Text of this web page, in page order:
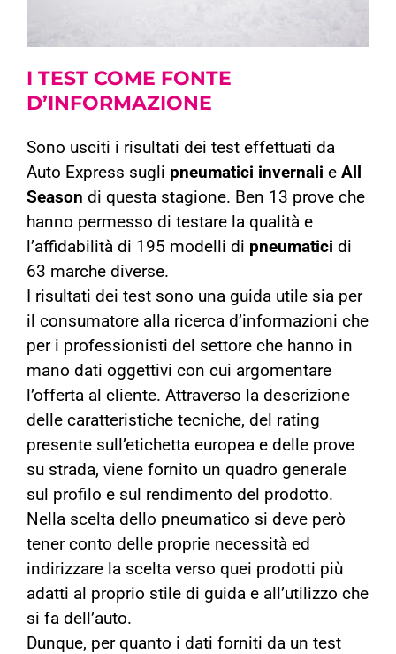
I TEST COME FONTE
D’INFORMAZIONE
Sono usciti i risultati dei test effettuati da
Auto Express sugli pneumatici invernali e All
Season di questa stagione. Ben 13 prove che
hanno permesso di testare la qualità e
l’affidabilità di 195 modelli di pneumatici di
63 marche diverse.
I risultati dei test sono una guida utile sia per
il consumatore alla ricerca d’informazioni che
per i professionisti del settore che hanno in
mano dati oggettivi con cui argomentare
l’offerta al cliente. Attraverso la descrizione
delle caratteristiche tecniche, del rating
presente sull’etichetta europea e delle prove
su strada, viene fornito un quadro generale
sul profilo e sul rendimento del prodotto.
Nella scelta dello pneumatico si deve però
tener conto delle proprie necessità ed
indirizzare la scelta verso quei prodotti più
adatti al proprio stile di guida e all’utilizzo che
si fa dell’auto.
Dunque, per quanto i dati forniti da un test